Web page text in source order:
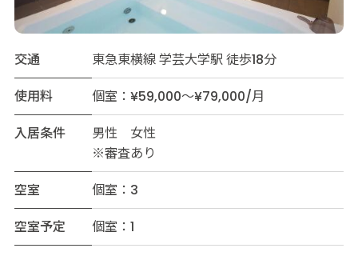
交通
東急東横線 学芸大学駅 徒歩18分
使用料
個室：¥59,000～¥79,000/月
入居条件
男性 女性
※審査あり
空室
個室：3
空室予定
個室：1